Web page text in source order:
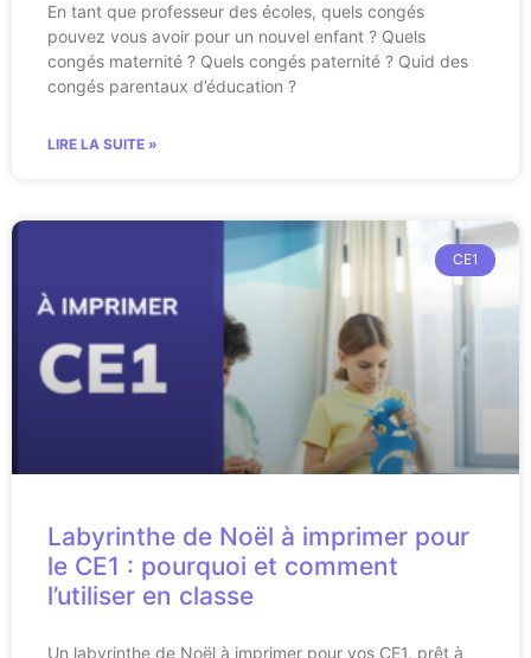
En tant que professeur des écoles, quels congés
pouvez vous avoir pour un nouvel enfant ? Quels
congés maternité ? Quels congés paternité ? Quid des
congés parentaux d’éducation ?
LIRE LA SUITE »
CE1
Labyrinthe de Noël à imprimer pour
le CE1 : pourquoi et comment
l’utiliser en classe
Un labyrinthe de Noël à imprimer pour vos CE1, prêt à